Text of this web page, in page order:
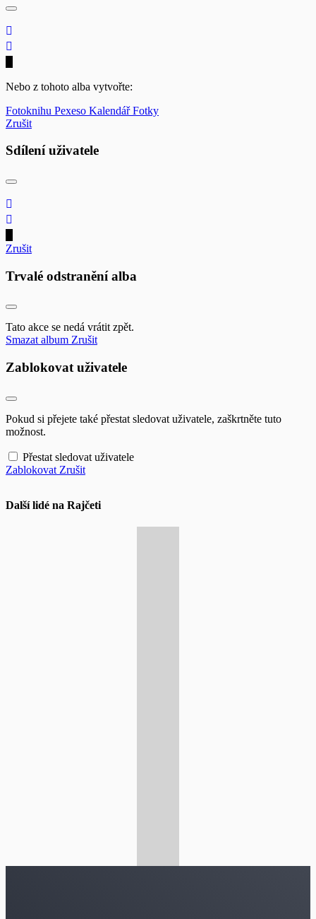
Nebo z tohoto alba vytvořte:
Fotoknihu Pexeso KalendářFotky
Zrušit
Sdílení uživatele
Zrušit
Trvalé odstranění alba
Tato akce se nedá vrátit zpět.
Smazat album Zrušit
Zablokovat uživatele
Pokud si přejete také přestat sledovat uživatele, zaškrtněte tuto
možnost.
Přestat sledovat uživatele
Zablokovat Zrušit
Další lidé na Rajčeti